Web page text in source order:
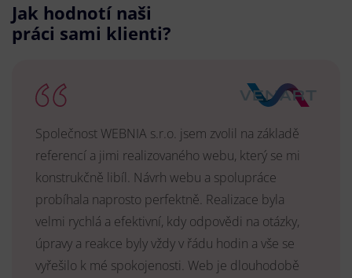
Jak hodnotí naši
práci sami klienti?
Společnost WEBNIA s.r.o. jsem zvolil na základě
referencí a jimi realizovaného webu, který se mi
konstrukčně libíl. Návrh webu a spolupráce
probíhala naprosto perfektně. Realizace byla
velmi rychlá a efektivní, kdy odpovědi na otázky,
úpravy a reakce byly vždy v řádu hodin a vše se
vyřešilo k mé spokojenosti. Web je dlouhodobě